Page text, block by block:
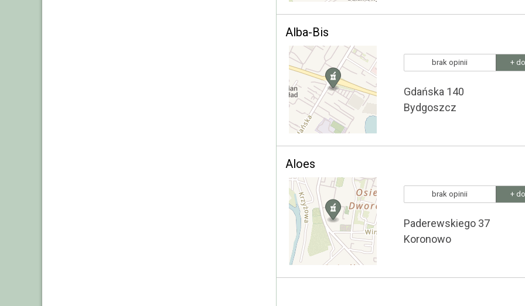
Alba-Bis
brak opinii +
Gdańska 140
Bydgoszcz
Aloes
brak opinii +
Paderewskiego 37
Koronowo